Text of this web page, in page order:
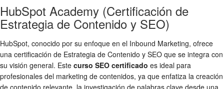
HubSpot Academy (Certificación de
Estrategia de Contenido y SEO)
HubSpot, conocido por su enfoque en el Inbound Marketing, ofrece
una certificación de Estrategia de Contenido y SEO que se integra con
su visión general. Este curso SEO certificado es ideal para
profesionales del marketing de contenidos, ya que enfatiza la creación
de contenido relevante, la investigación de palabras clave desde una